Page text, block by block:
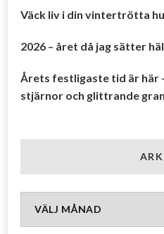
Väck liv i din vintertrötta
2026 – året då jag sätter
Årets festligaste tid är här
stjärnor och glittrande
Arkiv